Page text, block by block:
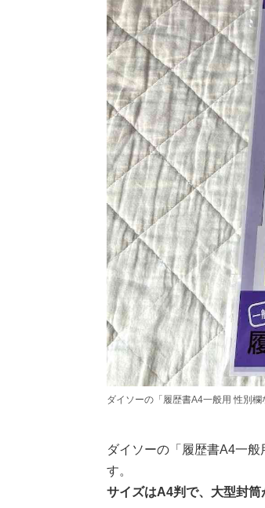
ダイソーの「履歴書A4一般用 性別欄
ダイソーの「履歴書A4一
す。
サイズはA4判で、大型封筒